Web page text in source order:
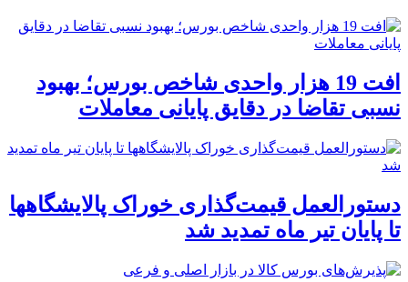
افت 19 هزار واحدی شاخص بورس؛ بهبود
نسبی تقاضا در دقایق پایانی معاملات
دستورالعمل قیمت‌گذاری خوراک پالایشگاهها
تا پایان تیر ماه تمدید شد